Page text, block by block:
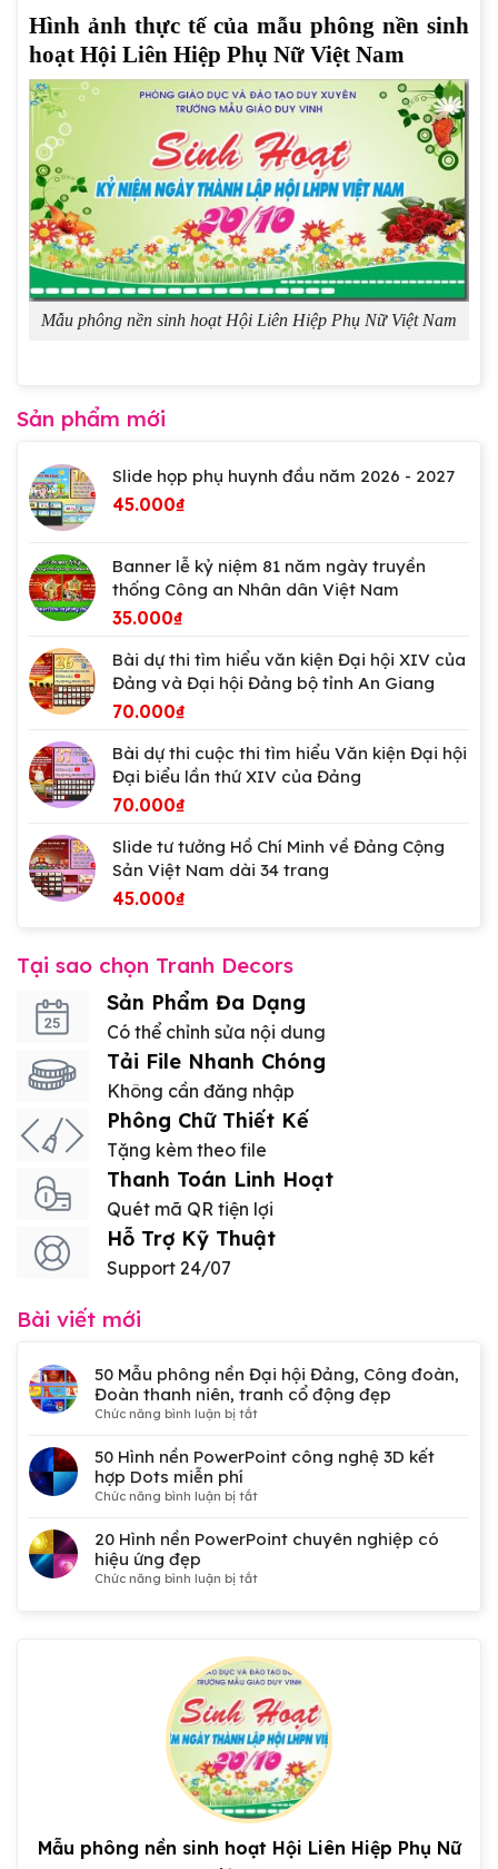
Hình ảnh thực tế của mẫu phông nền sinh
hoạt Hội Liên Hiệp Phụ Nữ Việt Nam
Mẫu phông nền sinh hoạt Hội Liên Hiệp Phụ Nữ Việt Nam
Sản phẩm mới
Slide họp phụ huynh đầu năm 2026 - 2027
45.000₫
Banner lễ kỷ niệm 81 năm ngày truyền
thống Công an Nhân dân Việt Nam
35.000₫
Bài dự thi tìm hiểu văn kiện Đại hội XIV của
Đảng và Đại hội Đảng bộ tỉnh An Giang
70.000₫
Bài dự thi cuộc thi tìm hiểu Văn kiện Đại hội
Đại biểu lần thứ XIV của Đảng
70.000₫
Slide tư tưởng Hồ Chí Minh về Đảng Cộng
Sản Việt Nam dài 34 trang
45.000₫
Tại sao chọn Tranh Decors
Sản Phẩm Đa Dạng
Có thể chỉnh sửa nội dung
Tải File Nhanh Chóng
Không cần đăng nhập
Phông Chữ Thiết Kế
Tặng kèm theo file
Thanh Toán Linh Hoạt
Quét mã QR tiện lợi
Hỗ Trợ Kỹ Thuật
Support 24/07
Bài viết mới
50 Mẫu phông nền Đại hội Đảng, Công đoàn,
Đoàn thanh niên, tranh cổ động đẹp
Chức năng bình luận bị tắtở
Mẫu
Đảng,
đoàn,
tranh
cổ
động
đẹp
50 Hình nền PowerPoint công nghệ 3D kết
hợp Dots miễn phí
Chức năng bình luận bị tắtở
Hình
hợp
Dots
miễn
phí
20 Hình nền PowerPoint chuyên nghiệp có
hiệu ứng đẹp
Chức năng bình luận bị tắtở
chuyên
nghiệp
có
hiệu
ứng
đẹp
Mẫu phông nền sinh hoạt Hội Liên Hiệp Phụ Nữ